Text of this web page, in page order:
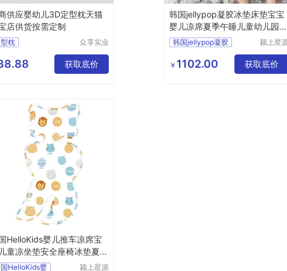
供应婴幼儿3D定型枕天猫
店供货按需定制
枕
众享实业
有限公司
获取底价
韩国jellypop凝胶冰垫床垫宝宝
婴儿凉席夏季午睡儿童幼儿园席
子韩国jellypop凝胶
颍上星
有限公司
￥ 1102.00 获取底价
HelloKids婴儿推车凉席宝
童凉坐垫安全座椅冰垫夏季
HelloKids婴 颍上星源